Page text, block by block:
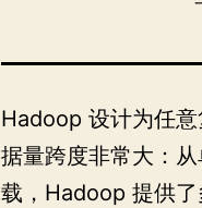
Hadoop 设计为任
据量跨度非常大：
载，Hadoop 提供